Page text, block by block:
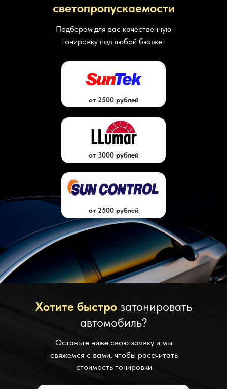
светопропускаемости
Подберем для вас качественную
тонировку под любой бюджет
Хотите быстрозатонировать
автомобиль?
Оставьте ниже свою заявку и мы
свяжемся с вами, чтобы рассчитать
стоимость тонировки
от 2500 рублей
от 2500 рублей
от 3000 рублей